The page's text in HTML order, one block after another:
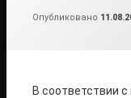
Опубликовано
В соответствии